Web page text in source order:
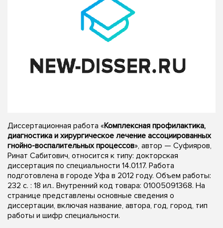
Диссертационная работа «Комплексная профилактика,
диагностика и хирургическое лечение ассоциированных
гнойно-воспалительных процессов», автор — Суфияров,
Ринат Сабитович, относится к типу: докторская
диссертация по специальности 14.01.17. Работа
подготовлена в городе Уфа в 2012 году. Объем работы:
232 с. : 18 ил.. Внутренний код товара: 01005091368. На
странице представлены основные сведения о
диссертации, включая название, автора, год, город, тип
работы и шифр специальности.